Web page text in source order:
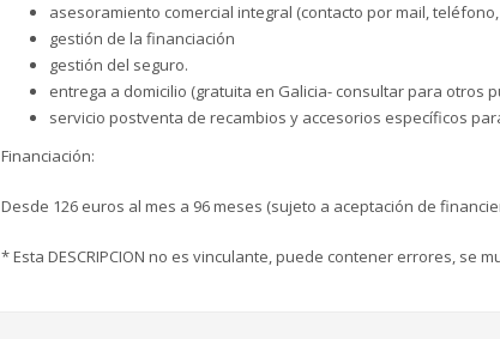
asesoramiento comercial integral (contacto por mail,
gestión de la financiación
gestión del seguro.
entrega a domicilio (gratuita en Galicia- consultar para otros
servicio postventa de recambios y accesorios específicos
Financiación:
Desde 126 euros al mes a 96 meses (sujeto a aceptación de
* Esta DESCRIPCION no es vinculante, puede contener errores, se